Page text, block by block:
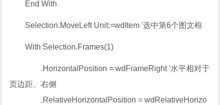
End With
Selection.MoveLeft Unit:=wdItem '选中第6个图文框
With Selection.Frames(1)
.HorizontalPosition = wdFrameRight '水平相对于
页边距、右侧
.RelativeHorizontalPosition = wdRelativeHorizo